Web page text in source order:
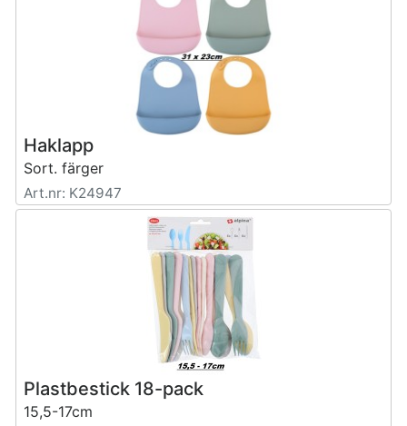
Haklapp
Sort. färger
Art.nr: K24947
Plastbestick 18-pack
15,5-17cm